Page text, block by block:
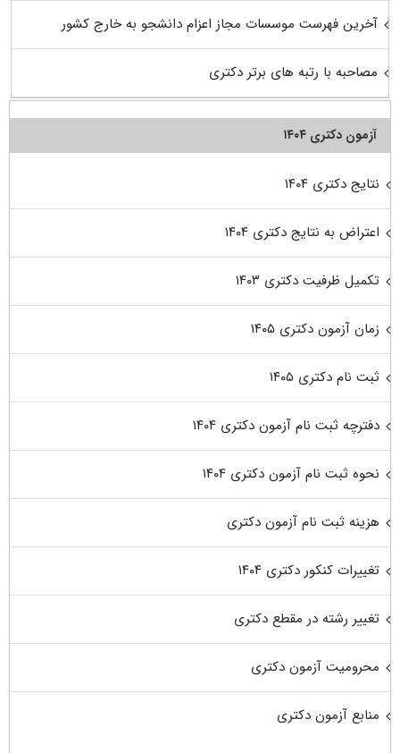
آخرین فهرست موسسات مجاز اعزام دانشجو به خارج کشور
مصاحبه با رتبه های برتر دکتری
آزمون دکتری ۱۴۰۴
نتایج دکتری ۱۴۰۴
اعتراض به نتایج دکتری ۱۴۰۴
تکمیل ظرفیت دکتری ۱۴۰۳
زمان آزمون دکتری ۱۴۰۵
ثبت نام دکتری ۱۴۰۵
دفترچه ثبت نام آزمون دکتری ۱۴۰۴
نحوه ثبت نام آزمون دکتری ۱۴۰۴
هزینه ثبت نام آزمون دکتری
تغییرات کنکور دکتری ۱۴۰۴
تغییر رشته در مقطع دکتری
محرومیت آزمون دکتری
منابع آزمون دکتری